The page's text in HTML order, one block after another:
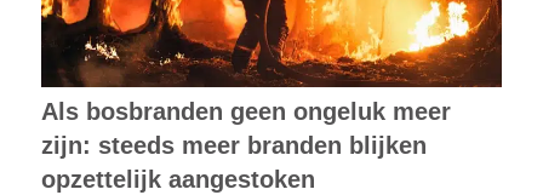
opzettelijk aangestoken